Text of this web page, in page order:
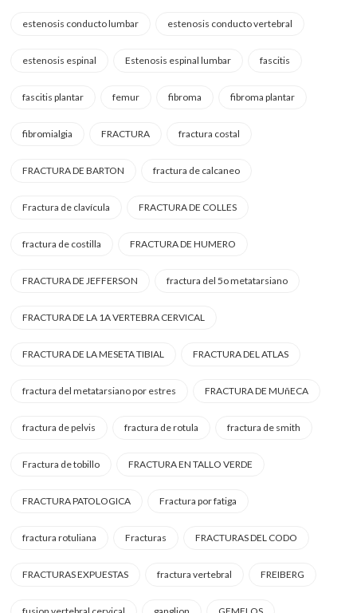
estenosis conducto lumbar estenosis conducto vertebral
estenosis espinal Estenosis espinal lumbar fascitis
fascitis plantar femur fibroma fibroma plantar
fibromialgia FRACTURA fractura costal
FRACTURA DE BARTON fractura de calcaneo
Fractura de clavícula FRACTURA DE COLLES
fractura de costilla FRACTURA DE HUMERO
FRACTURA DE JEFFERSON fractura del 5o metatarsiano
FRACTURA DE LA 1A VERTEBRA CERVICAL
FRACTURA DE LA MESETA TIBIAL FRACTURA DEL ATLAS
fractura del metatarsiano por estres FRACTURA DE MUñECA
fractura de pelvis fractura de rotula fractura de smith
Fractura de tobillo FRACTURA EN TALLO VERDE
FRACTURA PATOLOGICA Fractura por fatiga
fractura rotuliana Fracturas FRACTURAS DEL CODO
FRACTURAS EXPUESTAS fractura vertebral FREIBERG